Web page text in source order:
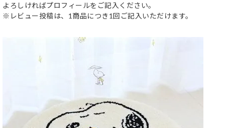
よろしければプロフィールをご記入ください。
※レビュー投稿は、1商品につき1回ご記入いただけます。